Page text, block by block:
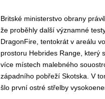
Britské ministerstvo obrany
že proběhly další významné
DragonFire, tentokrát v areálu
prostoru Hebrides Range, který
více místech malebného
západního pobřeží Skotska. V
šlo první ostré střelby